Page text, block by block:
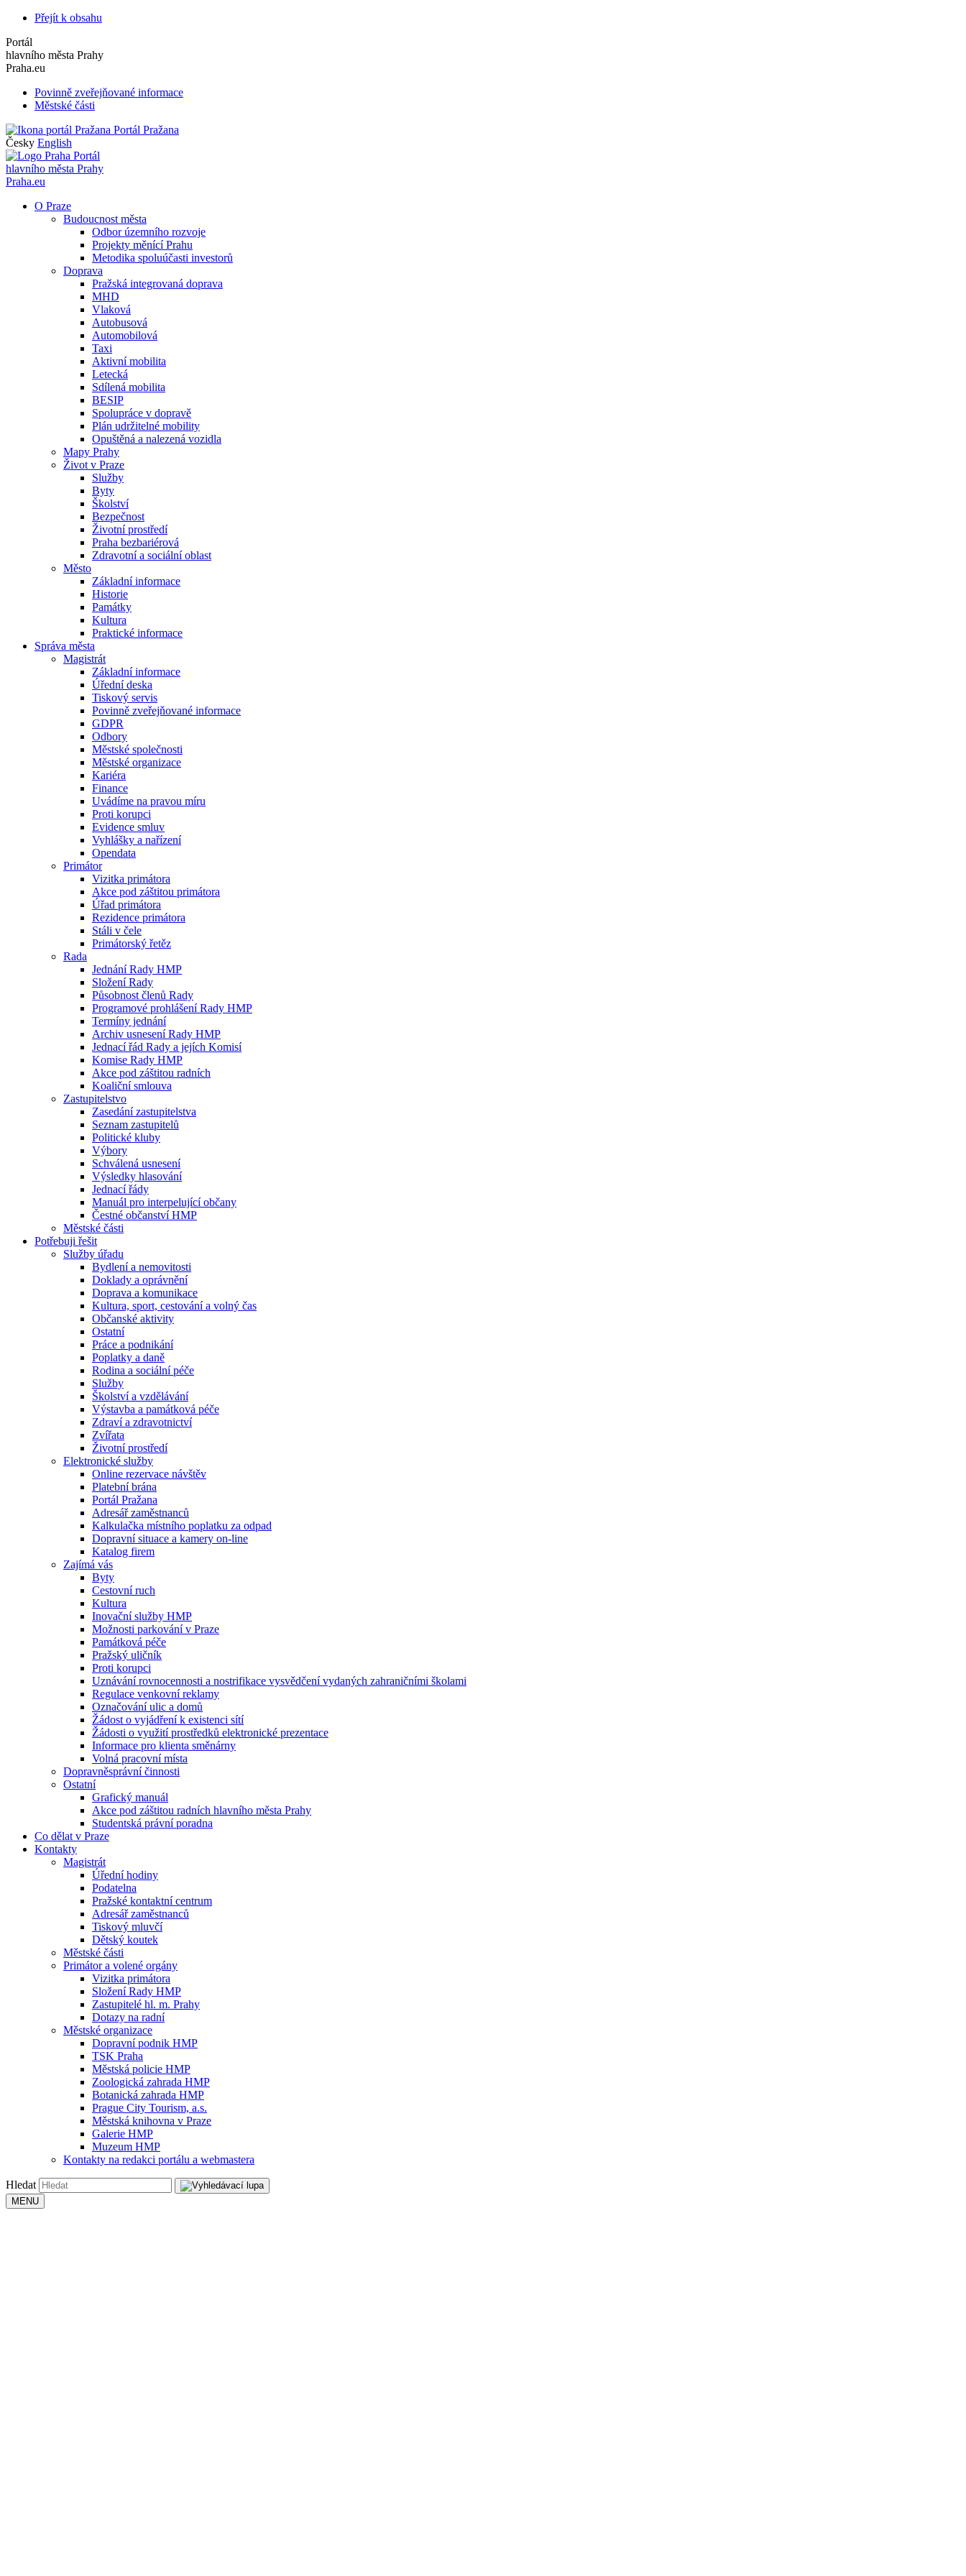
Přejít k obsahu
Portál
hlavního města Prahy
Praha.eu
Povinně zveřejňované informace
Městské části
Portál Pražana
Česky English
Portál
hlavního města Prahy
Praha.eu
O Praze
Budoucnost města
Odbor územního rozvoje
Projekty měnící Prahu
Metodika spoluúčasti investorů
Doprava
Pražská integrovaná doprava
MHD
Vlaková
Autobusová
Automobilová
Taxi
Aktivní mobilita
Letecká
Sdílená mobilita
BESIP
Spolupráce v dopravě
Plán udržitelné mobility
Opuštěná a nalezená vozidla
Mapy Prahy
Život v Praze
Služby
Byty
Školství
Bezpečnost
Životní prostředí
Praha bezbariérová
Zdravotní a sociální oblast
Město
Základní informace
Historie
Památky
Kultura
Praktické informace
Správa města
Magistrát
Základní informace
Úřední deska
Tiskový servis
Povinně zveřejňované informace
GDPR
Odbory
Městské společnosti
Městské organizace
Kariéra
Finance
Uvádíme na pravou míru
Proti korupci
Evidence smluv
Vyhlášky a nařízení
Opendata
Primátor
Vizitka primátora
Akce pod záštitou primátora
Úřad primátora
Rezidence primátora
Stáli v čele
Primátorský řetěz
Rada
Jednání Rady HMP
Složení Rady
Působnost členů Rady
Programové prohlášení Rady HMP
Termíny jednání
Archiv usnesení Rady HMP
Jednací řád Rady a jejích Komisí
Komise Rady HMP
Akce pod záštitou radních
Koaliční smlouva
Zastupitelstvo
Zasedání zastupitelstva
Seznam zastupitelů
Politické kluby
Výbory
Schválená usnesení
Výsledky hlasování
Jednací řády
Manuál pro interpelující občany
Čestné občanství HMP
Městské části
Potřebuji řešit
Služby úřadu
Bydlení a nemovitosti
Doklady a oprávnění
Doprava a komunikace
Kultura, sport, cestování a volný čas
Občanské aktivity
Ostatní
Práce a podnikání
Poplatky a daně
Rodina a sociální péče
Služby
Školství a vzdělávání
Výstavba a památková péče
Zdraví a zdravotnictví
Zvířata
Životní prostředí
Elektronické služby
Online rezervace návštěv
Platební brána
Portál Pražana
Adresář zaměstnanců
Kalkulačka místního poplatku za odpad
Dopravní situace a kamery on-line
Katalog firem
Zajímá vás
Byty
Cestovní ruch
Kultura
Inovační služby HMP
Možnosti parkování v Praze
Památková péče
Pražský uličník
Proti korupci
Uznávání rovnocennosti a nostrifikace vysvědčení vydaných zahraničními školami
Regulace venkovní reklamy
Označování ulic a domů
Žádost o vyjádření k existenci sítí
Žádosti o využití prostředků elektronické prezentace
Informace pro klienta směnárny
Volná pracovní místa
Dopravněsprávní činnosti
Ostatní
Grafický manuál
Akce pod záštitou radních hlavního města Prahy
Studentská právní poradna
Co dělat v Praze
Kontakty
Magistrát
Úřední hodiny
Podatelna
Pražské kontaktní centrum
Adresář zaměstnanců
Tiskový mluvčí
Dětský koutek
Městské části
Primátor a volené orgány
Vizitka primátora
Složení Rady HMP
Zastupitelé hl. m. Prahy
Dotazy na radní
Městské organizace
Dopravní podnik HMP
TSK Praha
Městská policie HMP
Zoologická zahrada HMP
Botanická zahrada HMP
Prague City Tourism, a.s.
Městská knihovna v Praze
Galerie HMP
Muzeum HMP
Kontakty na redakci portálu a webmastera
Hledat
MENU